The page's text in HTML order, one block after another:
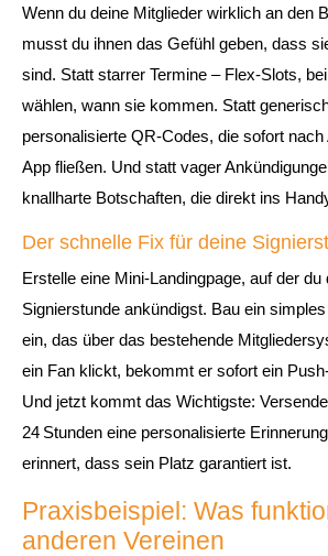
Wenn du deine Mitglieder wirklich an den
musst du ihnen das Gefühl geben, dass
sind. Statt starrer Termine – Flex‑Slots,
wählen, wann sie kommen. Statt
personalisierte QR‑Codes, die sofort
App fließen. Und statt vager
knallharte Botschaften, die direkt ins
Der schnelle Fix für deine
Erstelle eine Mini‑Landingpage, auf der du
Signierstunde ankündigst. Bau ein
ein, das über das bestehende
ein Fan klickt, bekommt er sofort ein
Und jetzt kommt das Wichtigste:
24 Stunden eine personalisierte
erinnert, dass sein Platz garantiert ist.
Praxisbeispiel: Was
anderen Vereinen